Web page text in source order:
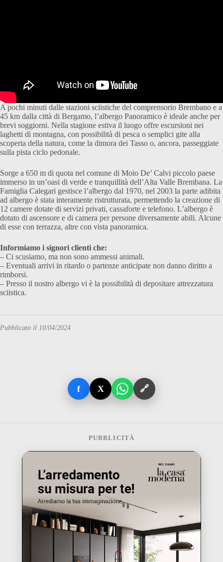
A pochi minuti dalle stazioni sciistiche del comprensorio Brembano e a
45 km dalla città di Bergamo, l’albergo Panoramico è ideale anche per
brevi soggiorni. Nella stagione estiva il luogo offre escursioni nei
laghetti di montagna, con possibilità di pesca o semplici gite alla
scoperta della natura, come la dimora dei Tasso o, ancora, passeggiate
sulla pista ciclo pedonale.
Sorge a 650 m di quota nel comune di Moio De’ Calvi piccolo paese
immerso in un’oasi di verde e tranquillità dell’Alta Valle Brembana. La
Famiglia Calegari gestisce l’albergo dal 1970, nel 2003 la parte adibita
ad albergo è stata interamente ristrutturata, permettendo la creazione di
12 camere dotate di servizi privati, cassaforte e telefono. L’albergo è
dotato di ascensore e di camera per persone diversamente abili. Alcune
di esse con terrazza, altre con vista panoramica.
Informiamo i signori clienti che:
– Ci scusiamo, ma non sono ammessi animali.
– Eventuali arrivi in ritardo o partenze anticipate non danno diritto a
rimborsi.
– Presso il nostro albergo vi è la possibilità di depositare attrezzatura
sciistica.
Pubblicato il 10/04/2024
f X 🔗
PUBBLICITÀ